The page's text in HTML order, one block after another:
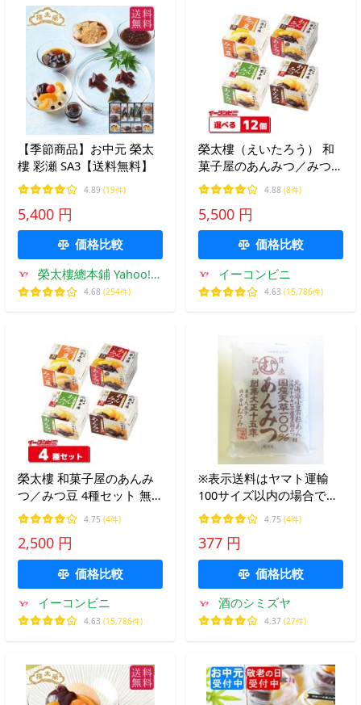
【季節商品】お中元 榮太
樓 彩瀬 SA3【送料無料】
4.89 (19件)
5,400 円
価格比較
榮太樓總本鋪 Yahoo!シ
ョッピング店
4.68 (254件)
榮太樓（えいたろう） 和
菓子屋のあんみつ／みつ豆
缶 組み合わせ選べる12個
榮太郎
4.88 (8件)
5,500 円
価格比較
イーコンビニ
4.63 (15,786件)
榮太樓 和菓子屋のあんみ
つ／みつ豆 4種セット 無
料熨斗つき 【あんみつ3種
／みつ豆1種】 お中元／お
祝い／プレゼント 榮太郎
栄太郎
4.75 (4件)
2,500 円
価格比較
イーコンビニ
4.63 (15,786件)
※表示送料はヤマト運輸
100サイズ以内の場合です
※ ★要冷蔵★ むつみ
贅沢逸品 あんみつ １袋
（寒天130ｇ、あん40ｇ、
黒みつ25ｇ）
4.75 (4件)
377 円
価格比較
酒のシミズヤ
4.37 (27件)